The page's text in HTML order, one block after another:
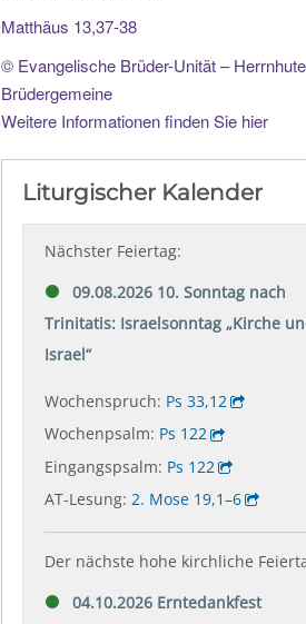
Matthäus 13,37-38
© Evangelische Brüder-Unität –
Brüdergemeine
Weitere Informationen finden Sie hier